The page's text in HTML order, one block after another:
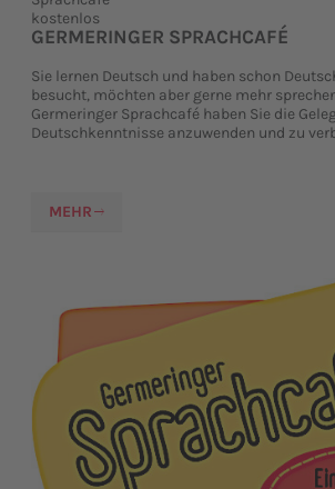
kostenlos
GERMERINGER SPRACHCAFÉ
Sie lernen Deutsch und haben schon
besucht, möchten aber gerne mehr
Germeringer Sprachcafé haben Sie die
Deutschkenntnisse anzuwenden und zu
MEHR